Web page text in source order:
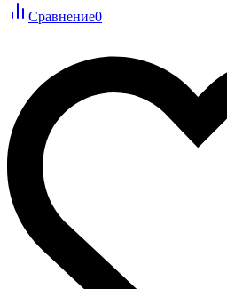
Сравнение0